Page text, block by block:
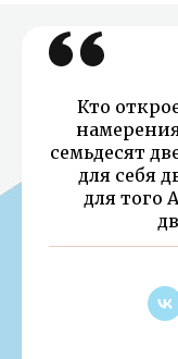
Кто
семьдесят
для себя
для того